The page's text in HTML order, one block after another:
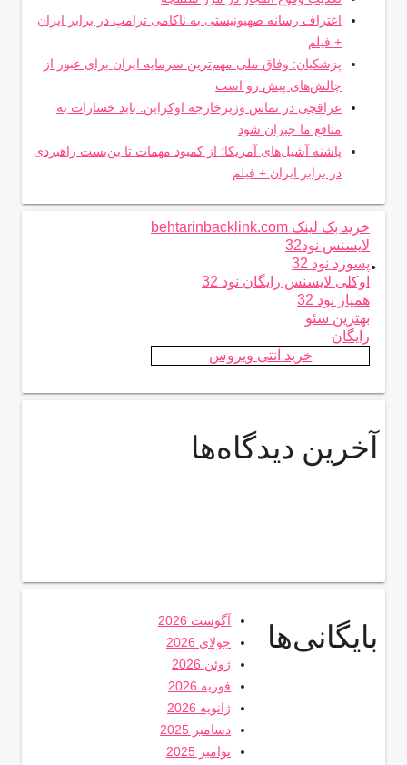
اعتراف رسانه صهیونیستی به ناکامی ترامپ در برابر ایران
+ فیلم
پزشکیان: وفاق ملی مهم‌ترین سرمایه ایران برای عبور از
چالش‌های پیش رو است
عراقچی در تماس وزیرخارجه اوکراین: باید خسارات به
منافع ما جبران شود
پاشنه آشیل‌های آمریکا؛ از کمبود مهمات تا بن‌بست راهبردی
در برابر ایران + فیلم
.
خرید بک لینک behtarinbacklink.com
لایسنس نود32
پسورد نود 32
اوکلی لایسنس رایگان نود 32
همیار نود 32
بهترین سئو
رایگان
خرید آنتی ویروس
آخرین دیدگاه‌ها
بایگانی‌ها
آگوست 2026
جولای 2026
ژوئن 2026
فوریه 2026
ژانویه 2026
دسامبر 2025
نوامبر 2025